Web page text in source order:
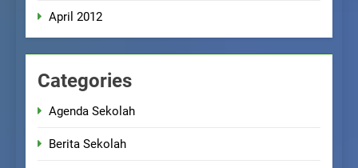
April 2012
Categories
Agenda Sekolah
Berita Sekolah